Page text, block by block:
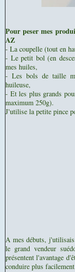
Pour peser mes
AZ
- La coupelle (tout en
- Le petit bol (en
mes huiles,
- Les bols de taille
huileuse,
- Et les plus grands
maximum 250g).
J'utilise la petite pince
A mes débuts,
le grand vendeur
présentent l'avantage
conduire plus